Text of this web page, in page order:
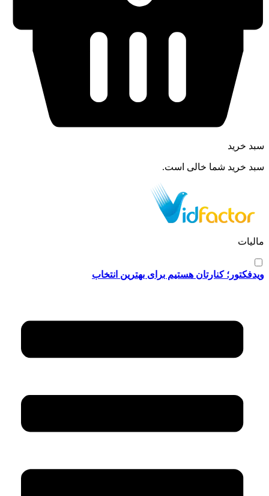
سبد خرید
سبد خرید شما خالی است.
مالیات
ویدفکتور؛ کنارتان هستیم برای بهترین انتخاب